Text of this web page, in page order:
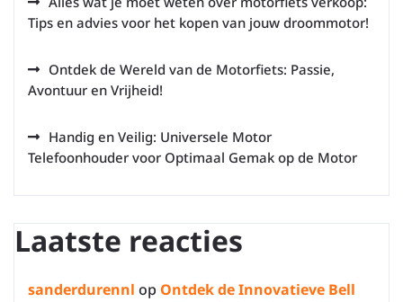
Tips en advies voor het kopen van jouw droommotor!
Ontdek de Wereld van de Motorfiets: Passie,
Avontuur en Vrijheid!
Handig en Veilig: Universele Motor
Telefoonhouder voor Optimaal Gemak op de Motor
Laatste reacties
sanderdurennl op Ontdek de Innovatieve Bell